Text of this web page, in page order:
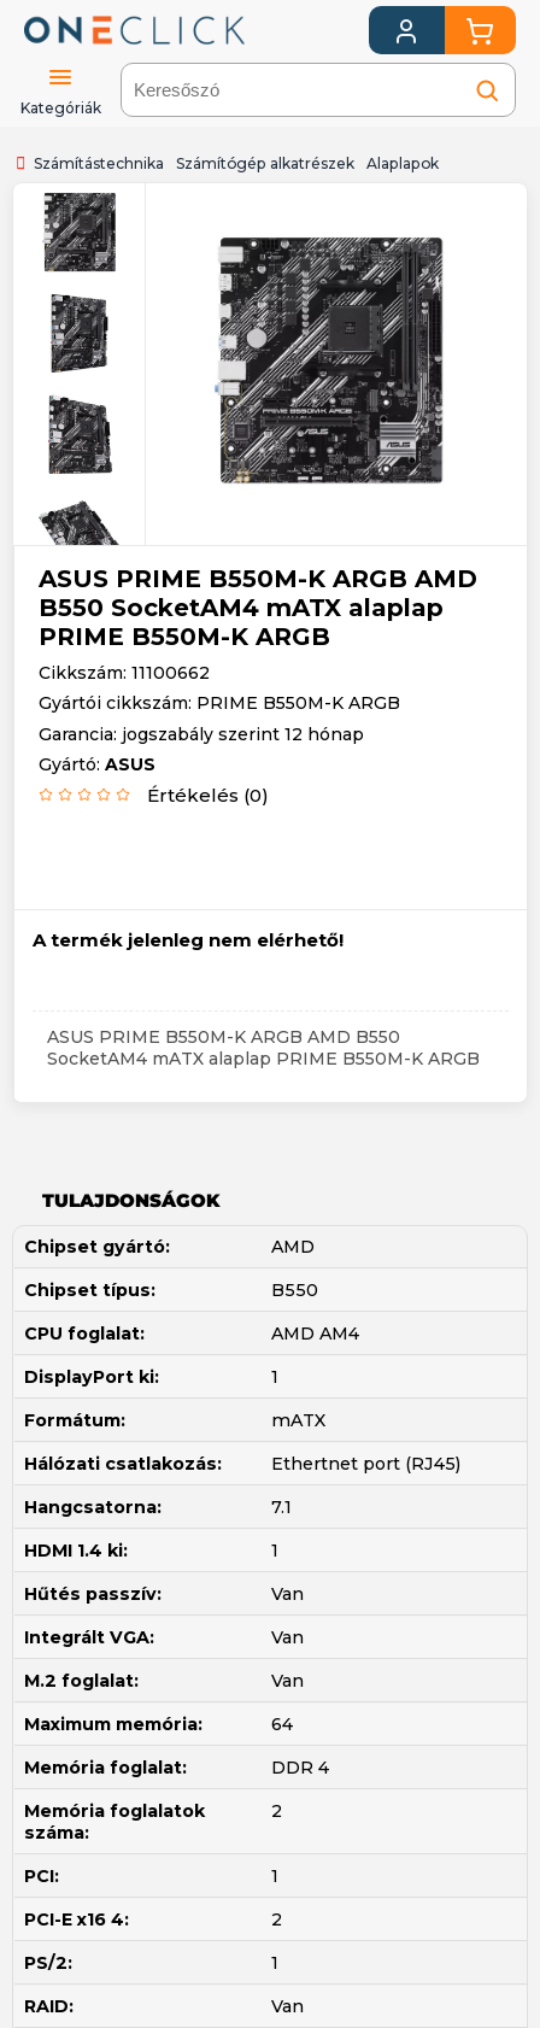
Kategóriák
Számítástechnika Számítógép alkatrészek Alaplapok
ASUS PRIME B550M-K ARGB AMD
B550 SocketAM4 mATX alaplap
PRIME B550M-K ARGB
Cikkszám: 11100662
Gyártói cikkszám: PRIME B550M-K ARGB
Garancia: jogszabály szerint 12 hónap
Gyártó: ASUS
Értékelés (0)
A termék jelenleg nem elérhető!
ASUS PRIME B550M-K ARGB AMD B550
SocketAM4 mATX alaplap PRIME B550M-K ARGB
TULAJDONSÁGOK
Chipset gyártó:
AMD
Chipset típus:
B550
CPU foglalat:
AMD AM4
DisplayPort ki:
1
Formátum:
mATX
Hálózati csatlakozás:
Ethertnet port (RJ45)
Hangcsatorna:
7.1
HDMI 1.4 ki:
1
Hűtés passzív:
Van
Integrált VGA:
Van
M.2 foglalat:
Van
Maximum memória:
64
Memória foglalat:
DDR 4
Memória foglalatok
száma:
2
PCI:
1
PCI-E x16 4:
2
PS/2:
1
RAID:
Van